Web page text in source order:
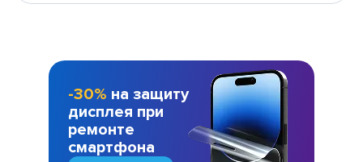
-30% на защиту
дисплея при
ремонте
смартфона